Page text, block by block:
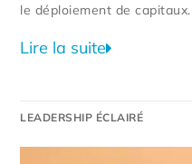
le déploiement de capitaux.
Lire la suite
LEADERSHIP ÉCLAIRÉ